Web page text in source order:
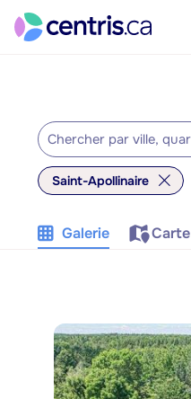
Saint-Apollinaire
Galerie Carte